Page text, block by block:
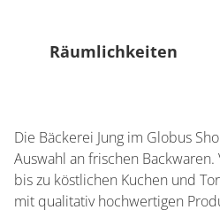
Räumlichkeiten
0 Sitzplätze (außen)
Die Bäckerei Jung im Globus
Auswahl an frischen
bis zu köstlichen Kuchen und
mit qualitativ hochwertigen